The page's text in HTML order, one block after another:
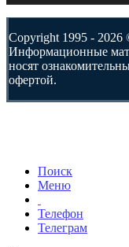
Copyright 1995 -
Информационные
носят
офертой.
Поиск
Меню
Телефон
Телеграм